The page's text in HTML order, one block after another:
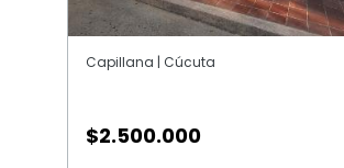
Capillana | Cúcuta
$2.500.000